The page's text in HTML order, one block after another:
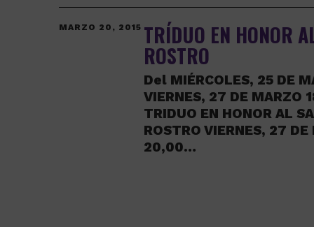
MARZO 20, 2015 TRÍDUO EN HONOR
ROSTRO
Del MIÉRCOLES, 25 DE
VIERNES, 27 DE MARZO
TRIDUO EN HONOR AL
ROSTRO VIERNES, 27 DE
20,00…